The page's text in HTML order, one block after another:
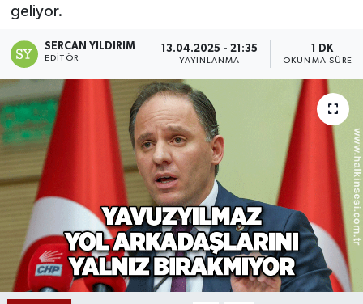
geliyor.
SERCAN YILDIRIM
EDITÖR
13.04.2025 - 21:35
YAYINLANMA
1 DK
OKUNMA SÜRESI
ÇEVRE
BİLİM VE TEKNOLOJİ
DUNYA
Eğitim
Ekonomi